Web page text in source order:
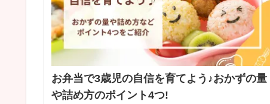
お弁当で3歳児の自信を育てよう♪おかずの量
や詰め方のポイント4つ!